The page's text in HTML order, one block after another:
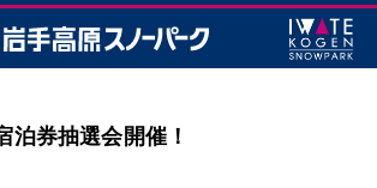
泊券抽選会開催！